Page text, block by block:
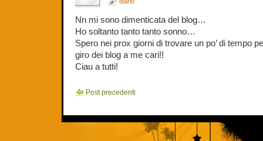
Nn mi sono dimenticata del blog…
Ho soltanto tanto tanto sonno…
Spero nei prox giorni di trovare un po’ di tempo
giro dei blog a me cari!!
Ciau a tutti!
Post precedenti